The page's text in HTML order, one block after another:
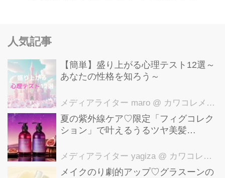
人気記事
【簡単】盛り上がる心理テスト12選～
あなたの性格を知ろう～
メディアライター maro @ カワコレメディア編集部
夏の紫外線ケア♡限定「フィグコレク
ション」で叶えるうるツヤ美髪
メディアライター yagiza @ カワコレメディア編集部
メイクのり劇的アップ♡グラスーンの